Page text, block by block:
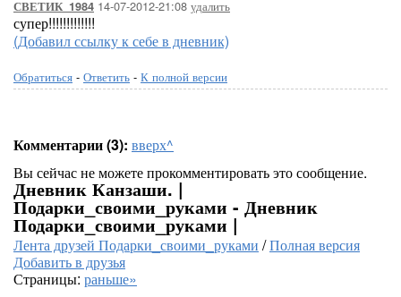
СВЕТИК_1984 14-07-2012-21:08 удалить
супер!!!!!!!!!!!!!
(Добавил ссылку к себе в дневник)
Обратиться - Ответить - К полной версии
Комментарии (3): вверх^
Вы сейчас не можете прокомментировать это сообщение.
Дневник Канзаши. |
Подарки_своими_руками - Дневник
Подарки_своими_руками |
Лента друзей Подарки_своими_руками /Полная версия
Добавить в друзья
Страницы: раньше»